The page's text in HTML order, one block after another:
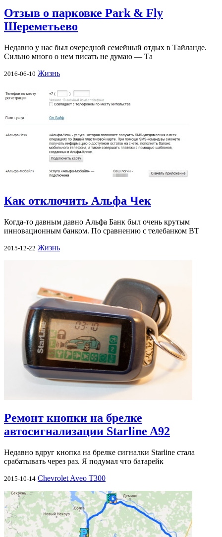
Отзыв о парковке Park & Fly
Шереметьево
Недавно у нас был очередной семейный отдых в Тайланде.
Сильно много о нем писать не думаю — Та
2016-06-10 Жизнь
Как отключить Альфа Чек
Когда-то давным давно Альфа Банк был очень крутым
инновационным банком. По сравнению с телебанком ВТ
2015-12-22 Жизнь
Ремонт кнопки на брелке
автосигнализации Starline A92
Недавно вдруг кнопка на брелке сигналки Starline стала
срабатывать через раз. Я подумал что батарейк
2015-10-14 Chevrolet Aveo T300